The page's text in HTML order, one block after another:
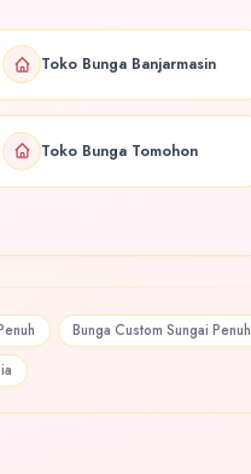
Toko Bunga Banjarmasin
Toko Bunga Tomohon
Bunga Custom Sungai Penuh